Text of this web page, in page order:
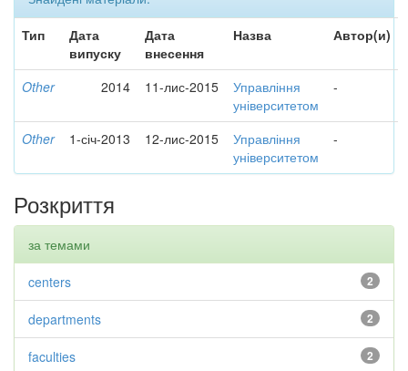
Тип
Дата
випуску
Дата
внесення
Назва Автор(и)
Other 2014 11-лис-2015
Управління
університетом
-
Other 1-січ-2013 12-лис-2015
Управління
університетом
-
Розкриття
за темами
2
centers
2
departments
2
faculties